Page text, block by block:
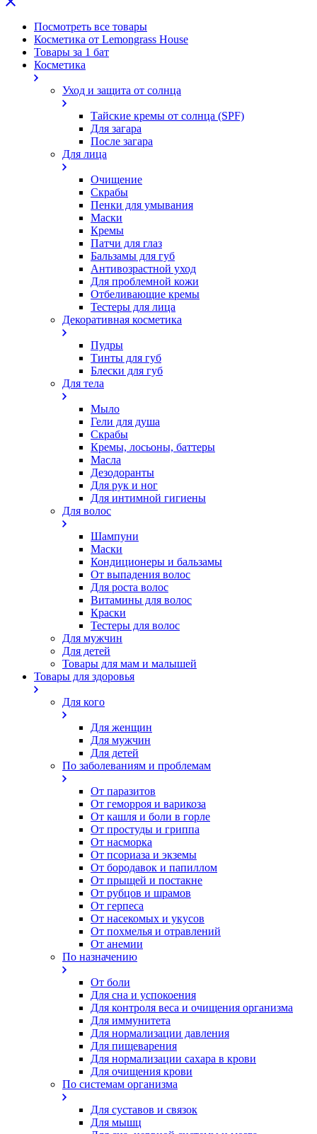
Посмотреть все товары
Косметика от Lemongrass House
Товары за 1 бат
Косметика
Уход и защита от солнца
Тайские кремы от солнца (SPF)
Для загара
После загара
Для лица
Очищение
Скрабы
Пенки для умывания
Маски
Кремы
Патчи для глаз
Бальзамы для губ
Антивозрастной уход
Для проблемной кожи
Oтбеливающие кремы
Тестеры для лица
Декоративная косметика
Пудры
Тинты для губ
Блески для губ
Для тела
Мыло
Гели для душа
Скрабы
Кремы, лосьоны, баттеры
Масла
Дезодоранты
Для рук и ног
Для интимной гигиены
Для волос
Шампуни
Маски
Кондиционеры и бальзамы
От выпадения волос
Для роста волос
Витамины для волос
Краски
Тестеры для волос
Для мужчин
Для детей
Товары для мам и малышей
Товары для здоровья
Для кого
Для женщин
Для мужчин
Для детей
По заболеваниям и проблемам
От паразитов
Oт геморроя и варикоза
От кашля и боли в горле
От простуды и гриппа
От насморка
Oт псориаза и экземы
От бородавок и папиллом
От прыщей и постакне
От рубцов и шрамов
От герпеса
От насекомых и укусов
От похмелья и отравлений
От анемии
По назначению
От боли
Для сна и успокоения
Для контроля веса и очищения организма
Для иммунитета
Для нормализации давления
Для пищеварения
Для нормализации сахара в крови
Для очищения крови
По системам организма
Для суставов и связок
Для мышц